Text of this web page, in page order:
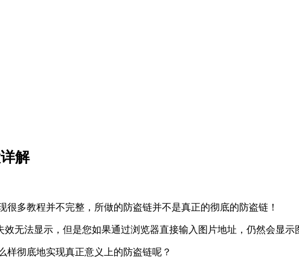
解
多教程并不完整，所做的防盗链并不是真正的彻底的防盗链！
无法显示，但是您如果通过浏览器直接输入图片地址，仍然会显示
样彻底地实现真正意义上的防盗链呢？